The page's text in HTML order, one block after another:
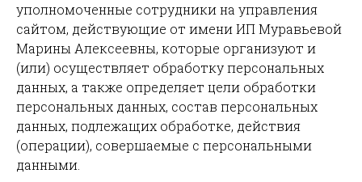
уполномоченные сотрудники на управления
сайтом, действующие от имени ИП Муравьевой
Марины Алексеевны, которые организуют и
(или) осуществляет обработку персональных
данных, а также определяет цели обработки
персональных данных, состав персональных
данных, подлежащих обработке, действия
(операции), совершаемые с персональными
данными.